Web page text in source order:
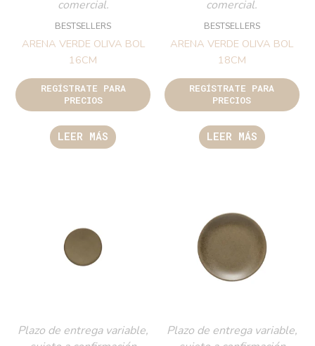
comercial.
BESTSELLERS
ARENA VERDE OLIVA BOL
16CM
REGÍSTRATE PARA
PRECIOS
LEER MÁS
comercial.
BESTSELLERS
ARENA VERDE OLIVA BOL
18CM
REGÍSTRATE PARA
PRECIOS
LEER MÁS
Plazo de entrega variable,
Plazo de entrega variable,